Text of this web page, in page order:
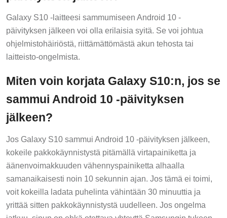
Galaxy S10 -laitteesi sammumiseen Android 10 -
päivityksen jälkeen voi olla erilaisia syitä. Se voi johtua
ohjelmistohäiriöstä, riittämättömästä akun tehosta tai
laitteisto-ongelmista.
Miten voin korjata Galaxy S10:n, jos se
sammui Android 10 -päivityksen
jälkeen?
Jos Galaxy S10 sammui Android 10 -päivityksen jälkeen,
kokeile pakkokäynnistystä pitämällä virtapainiketta ja
äänenvoimakkuuden vähennyspainiketta alhaalla
samanaikaisesti noin 10 sekunnin ajan. Jos tämä ei toimi,
voit kokeilla ladata puhelinta vähintään 30 minuuttia ja
yrittää sitten pakkokäynnistystä uudelleen. Jos ongelma
jatkuu, sinun on ehkä otettava yhteyttä Samsungin tukeen